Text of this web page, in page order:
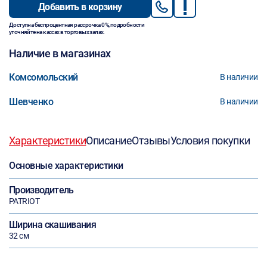
Добавить в корзину
Доступна беспроцентная рассрочка 0%, подробности
уточняйте на кассах в торговых залах.
Наличие в магазинах
Комсомольский В наличии
Шевченко В наличии
ХарактеристикиОписаниеОтзывыУсловия покупки
Основные характеристики
Производитель
PATRIOT
Ширина скашивания
32 см